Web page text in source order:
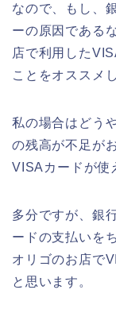
なので、もし、
ーの原因である
店で利用した
ことをオススメ
私の場合はどう
の残高が不足が
VISAカードが使
多分ですが、銀
ードの支払いを
オリゴのお店で
と思います。